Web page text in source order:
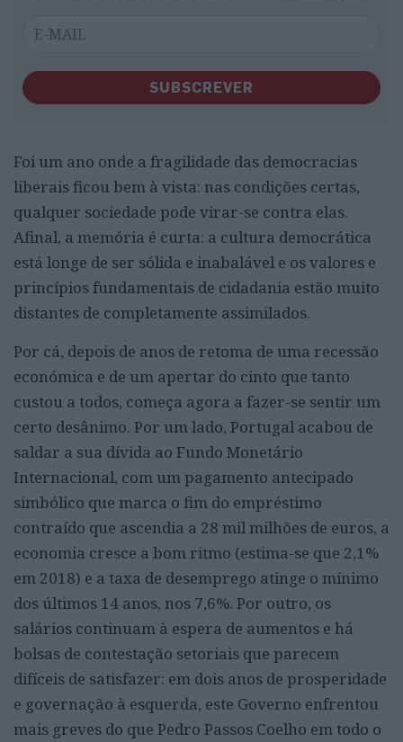
SUBSCREVER
Foi um ano onde a fragilidade das democracias
liberais ficou bem à vista: nas condições certas,
qualquer sociedade pode virar-se contra elas.
Afinal, a memória é curta: a cultura democrática
está longe de ser sólida e inabalável e os valores e
princípios fundamentais de cidadania estão muito
distantes de completamente assimilados.
Por cá, depois de anos de retoma de uma recessão
económica e de um apertar do cinto que tanto
custou a todos, começa agora a fazer-se sentir um
certo desânimo. Por um lado, Portugal acabou de
saldar a sua dívida ao Fundo Monetário
Internacional, com um pagamento antecipado
simbólico que marca o fim do empréstimo
contraído que ascendia a 28 mil milhões de euros, a
economia cresce a bom ritmo (estima-se que 2,1%
em 2018) e a taxa de desemprego atinge o mínimo
dos últimos 14 anos, nos 7,6%. Por outro, os
salários continuam à espera de aumentos e há
bolsas de contestação setoriais que parecem
difíceis de satisfazer: em dois anos de prosperidade
e governação à esquerda, este Governo enfrentou
mais greves do que Pedro Passos Coelho em todo o